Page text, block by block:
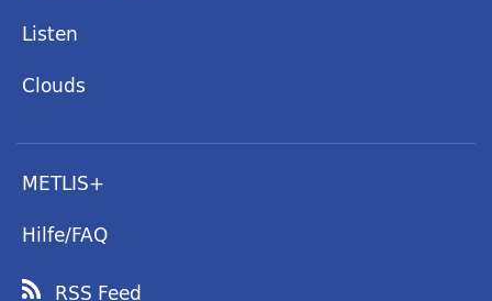
Listen
Clouds
METLIS+
Hilfe/FAQ
RSS Feed